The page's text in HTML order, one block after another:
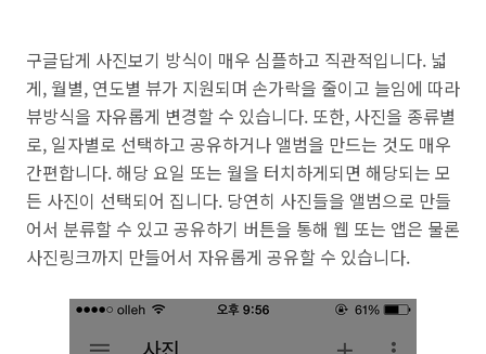
구글답게 사진보기 방식이 매우 심플하고 직관적입니다. 넓
게, 월별, 연도별 뷰가 지원되며 손가락을 줄이고 늘임에 따라
뷰방식을 자유롭게 변경할 수 있습니다. 또한, 사진을 종류별
로, 일자별로 선택하고 공유하거나 앨범을 만드는 것도 매우
간편합니다. 해당 요일 또는 월을 터치하게되면 해당되는 모
든 사진이 선택되어 집니다. 당연히 사진들을 앨범으로 만들
어서 분류할 수 있고 공유하기 버튼을 통해 웹 또는 앱은 물론
사진링크까지 만들어서 자유롭게 공유할 수 있습니다.